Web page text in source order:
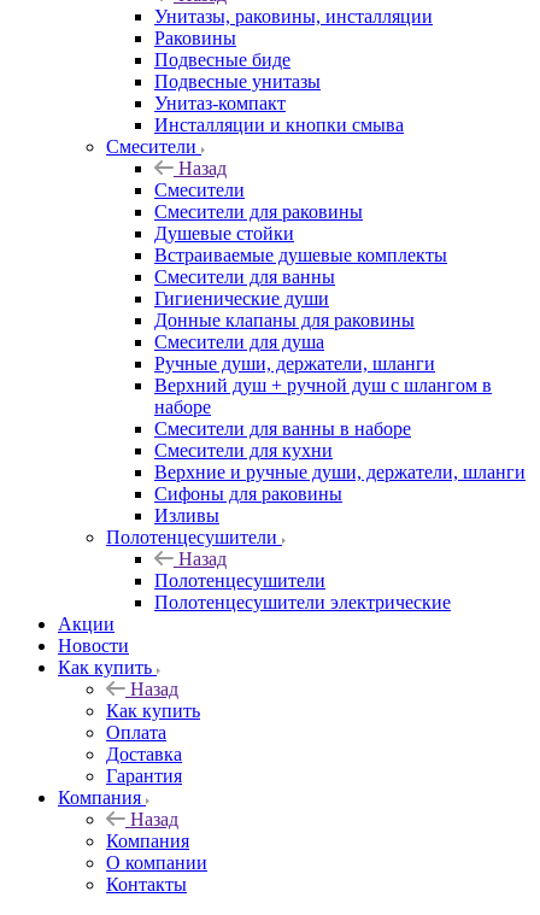
Унитазы, раковины, инсталляции
Раковины
Подвесные биде
Подвесные унитазы
Унитаз-компакт
Инсталляции и кнопки смыва
Смесители
Назад
Смесители
Смесители для раковины
Душевые стойки
Встраиваемые душевые комплекты
Смесители для ванны
Гигиенические души
Донные клапаны для раковины
Смесители для душа
Ручные души, держатели, шланги
Верхний душ + ручной душ с шлангом в
наборе
Смесители для ванны в наборе
Смесители для кухни
Верхние и ручные души, держатели, шланги
Сифоны для раковины
Изливы
Полотенцесушители
Назад
Полотенцесушители
Полотенцесушители электрические
Акции
Новости
Как купить
Назад
Как купить
Оплата
Доставка
Гарантия
Компания
Назад
Компания
О компании
Контакты